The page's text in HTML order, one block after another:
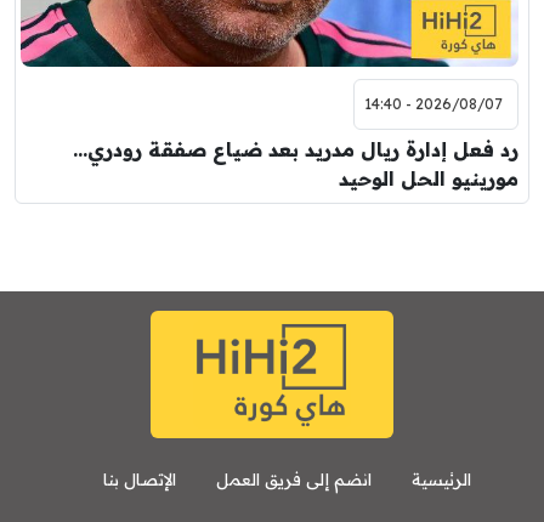
2026/08/07 - 14:40
رد فعل إدارة ريال مدريد بعد ضياع صفقة رودري…
مورينيو الحل الوحيد
الرئيسية انضم إلى فريق العمل الإتصال بنا